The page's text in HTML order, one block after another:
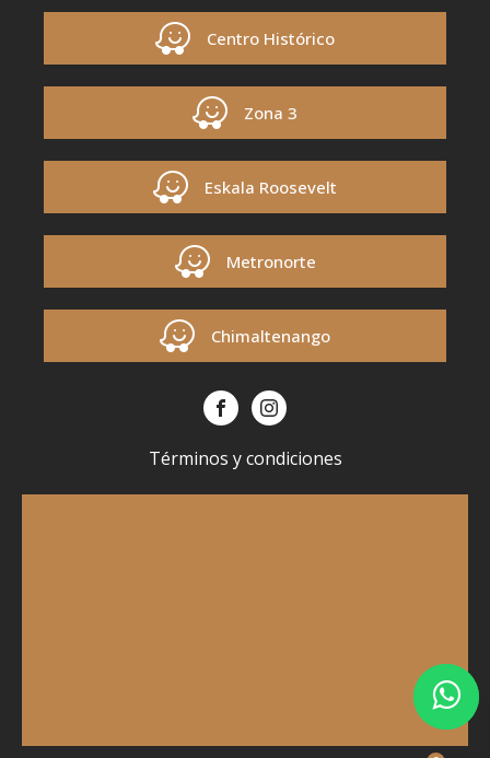
Centro Histórico
Zona 3
Eskala Roosevelt
Metronorte
Chimaltenango
Términos y condiciones